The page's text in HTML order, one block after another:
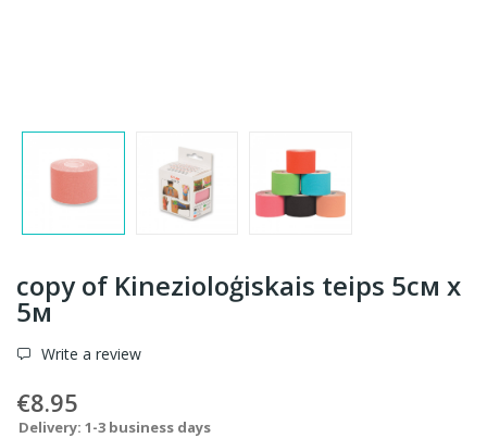
copy of Kinezioloģiskais teips 5см x
5м
Write a review
€8.95
Delivery: 1-3 business days